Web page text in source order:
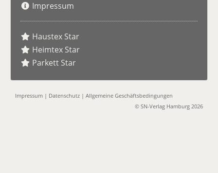
Impressum
Haustex Star
Heimtex Star
Parkett Star
Impressum | Datenschutz |Allgemeine Geschäftsbedingungen
© SN-Verlag Hamburg 2026